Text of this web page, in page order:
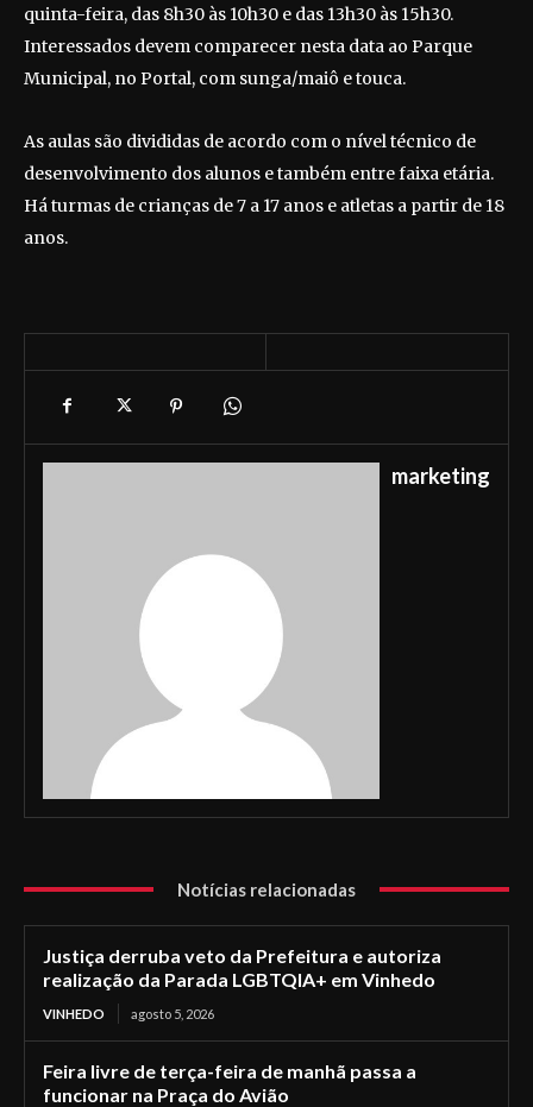
quinta-feira, das 8h30 às 10h30 e das 13h30 às 15h30.
Interessados devem comparecer nesta data ao Parque
Municipal, no Portal, com sunga/maiô e touca.
As aulas são divididas de acordo com o nível técnico de
desenvolvimento dos alunos e também entre faixa etária.
Há turmas de crianças de 7 a 17 anos e atletas a partir de 18
anos.
marketing
Notícias relacionadas
Justiça derruba veto da Prefeitura e autoriza
realização da Parada LGBTQIA+ em Vinhedo
VINHEDO agosto 5, 2026
Feira livre de terça-feira de manhã passa a
funcionar na Praça do Avião